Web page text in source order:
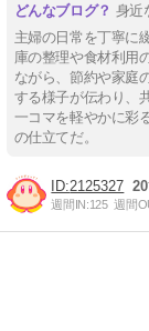
身近
主婦の日常を丁寧に
庫の整理や食材利用
ながら、節約や家庭
する様子が伝わり、
一コマを軽やかに彩
の仕立てだ。
2125327 20
週間IN:125 週間